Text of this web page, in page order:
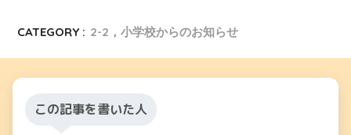
CATEGORY : 2-2，小学校からのお知らせ
この記事を書いた人